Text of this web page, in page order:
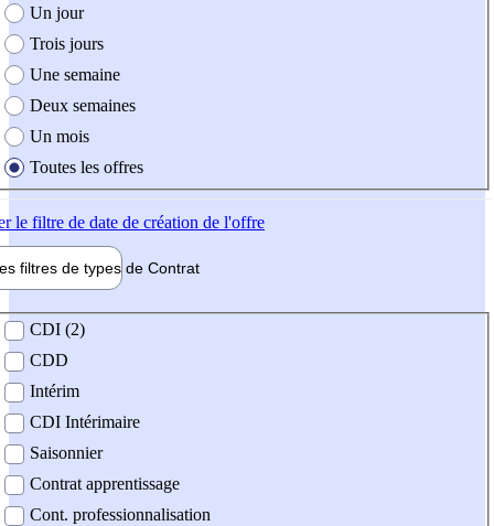
création de l'offre
Un jour
Trois jours
Une semaine
Deux semaines
Un mois
Toutes les offres
le filtre de date de création de l'offre
filtres de types de Contrat
contrat
CDI (2)
CDD
Intérim
CDI Intérimaire
Saisonnier
Contrat apprentissage
Cont. professionnalisation